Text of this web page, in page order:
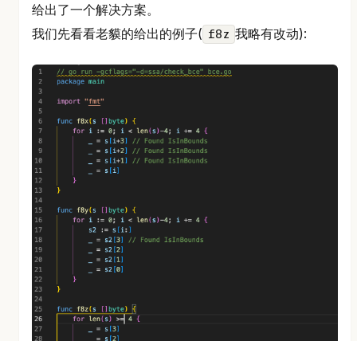
给出了一个解决方案。
我们先看看老貘的给出的例子( f8z 我略有改动):